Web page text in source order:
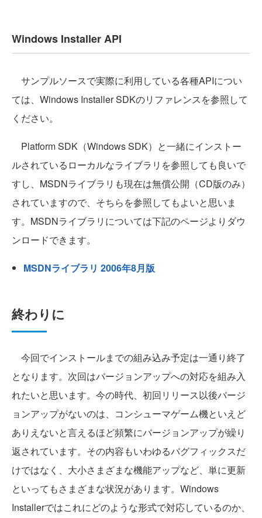
Windows Installer API
サンプルソースで実際に利用している各種APIについ
ては、Windows Installer SDKのリファレンスを参照して
ください。
Platform SDK（Windows SDK）と一緒にインストー
ルされているローカルなライブラリを参照しても良いで
すし、MSDNライブラリも現在は無償公開（CD版のみ）
されていますので、そちらを参照してもよいと思いま
す。MSDNライブラリについては下記のページよりダウ
ンロードできます。
MSDNライブラリ 2006年8月版
終わりに
今回でインストールまでの組み込み予定は一通り終了
となります。次回はバージョンアップへの対応を組み入
れたいと思います。今の時代、初回リリース以後バージ
ョンアップがないのは、コンシューマゲーム機といえど
ありえないと言えるほど頻繁にバージョンアップが繰り
返されています。その内容もいわゆるバグフィックスだ
けではなく、大小さまざまな機能アップなど、単に更新
といってもさまざまな状況があります。Windows
Installerではこれにどのような形式で対応しているのか、